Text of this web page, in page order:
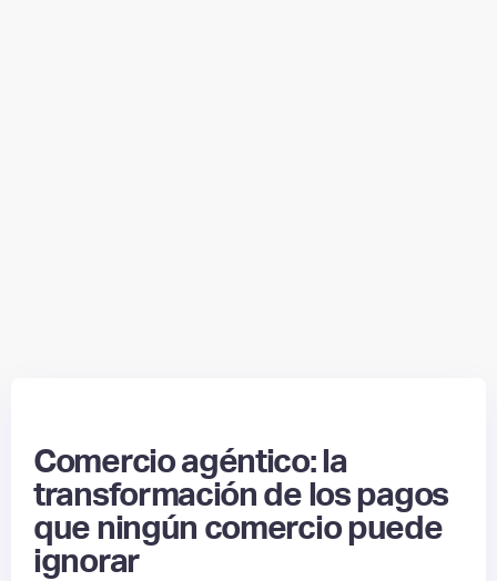
Comercio agéntico: la
transformación de los pagos
que ningún comercio puede
ignorar